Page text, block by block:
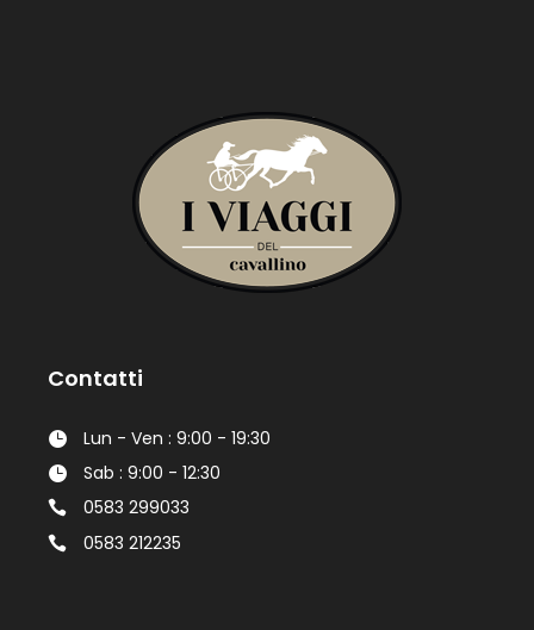
Contatti
Lun - Ven : 9:00 - 19:30
Sab : 9:00 - 12:30
0583 299033
0583 212235